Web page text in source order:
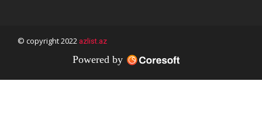
© copyright 2022 azlist.az